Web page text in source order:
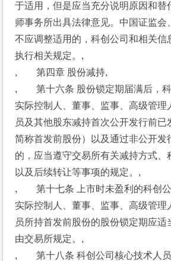
于适用，但是应当充分说明原因和替
师事务所出具法律意见。中国证监会
不应调整适用的，科创公司和相关信
执行相关规定。,
,　　第四章 股份减持,
,　　第十六条 股份锁定期届满后，
实际控制人、董事、监事、高级管理
员及其他股东减持首次公开发行前已
简称首发前股份）以及通过非公开发
的，应当遵守交易所有关减持方式、
以及后续转让等事项的规定。,
,　　第十七条 上市时未盈利的科创
实际控制人、董事、监事、高级管理
员所持首发前股份的股份锁定期应适
由交易所规定。,
,　　第十八条 科创公司核心技术人